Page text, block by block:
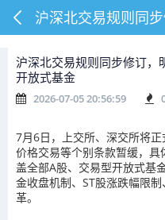
沪深北交易规则同步修订，
开放式基金
2026-07-05 20:56:59
7月6日，上交所、深交所将
价格交易等个别条款暂缓，
盖全部A股、交易型开放式基
金收盘机制、ST股涨跌幅限
革。